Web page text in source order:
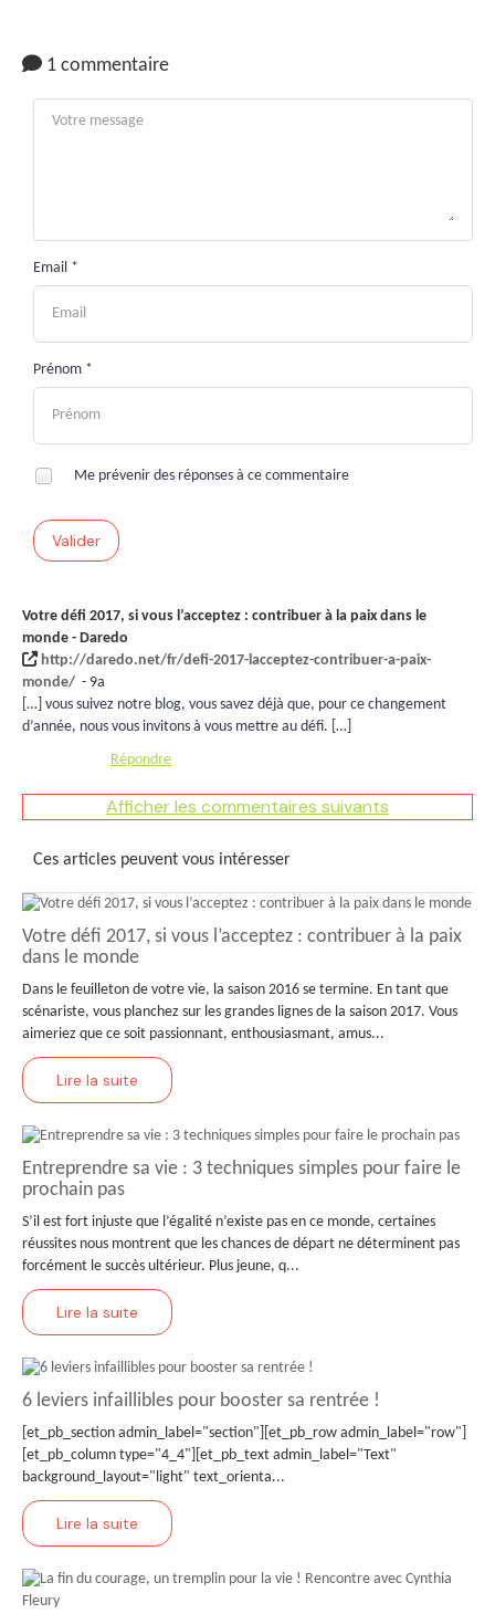
1 commentaire
Email *
Prénom *
Me prévenir des réponses à ce commentaire
Valider
Votre défi 2017, si vous l’acceptez : contribuer à la paix dans le
monde - Daredo
http://daredo.net/fr/defi-2017-lacceptez-contribuer-a-paix-
monde/ - 9a
[…] vous suivez notre blog, vous savez déjà que, pour ce changement
d’année, nous vous invitons à vous mettre au défi. […]
Répondre
Afficher les commentaires suivants
Ces articles peuvent vous intéresser
Votre défi 2017, si vous l’acceptez : contribuer à la paix
dans le monde
Dans le feuilleton de votre vie, la saison 2016 se termine. En tant que
scénariste, vous planchez sur les grandes lignes de la saison 2017. Vous
aimeriez que ce soit passionnant, enthousiasmant, amus...
Lire la suite
Entreprendre sa vie : 3 techniques simples pour faire le
prochain pas
S’il est fort injuste que l’égalité n’existe pas en ce monde, certaines
réussites nous montrent que les chances de départ ne déterminent pas
forcément le succès ultérieur. Plus jeune, q...
Lire la suite
6 leviers infaillibles pour booster sa rentrée !
[et_pb_section admin_label="section"][et_pb_row admin_label="row"]
[et_pb_column type="4_4"][et_pb_text admin_label="Text"
background_layout="light" text_orienta...
Lire la suite